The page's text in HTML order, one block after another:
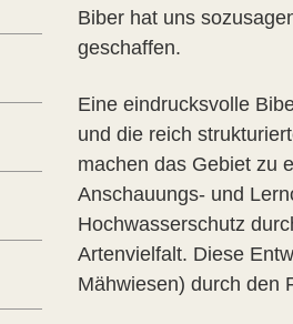
Biber hat uns
geschaffen.
Eine eindrucksvolle
und die reich
machen das Gebiet zu
Anschauungs- und
Hochwasserschutz
Artenvielfalt. Diese
Mähwiesen) durch den